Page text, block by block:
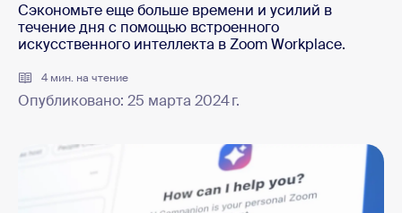
Сэкономьте еще больше времени и усилий в
течение дня с помощью встроенного
искусственного интеллекта в Zoom Workplace.
4 мин. на чтение
Опубликовано: 25 марта 2024 г.